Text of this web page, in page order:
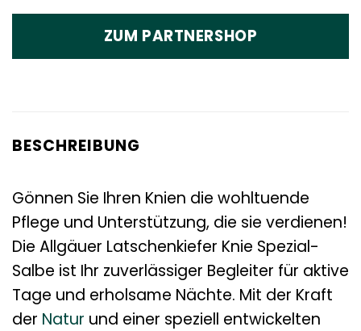
ZUM PARTNERSHOP
BESCHREIBUNG
Gönnen Sie Ihren Knien die wohltuende
Pflege und Unterstützung, die sie verdienen!
Die Allgäuer Latschenkiefer Knie Spezial-
Salbe ist Ihr zuverlässiger Begleiter für aktive
Tage und erholsame Nächte. Mit der Kraft
der Natur und einer speziell entwickelten